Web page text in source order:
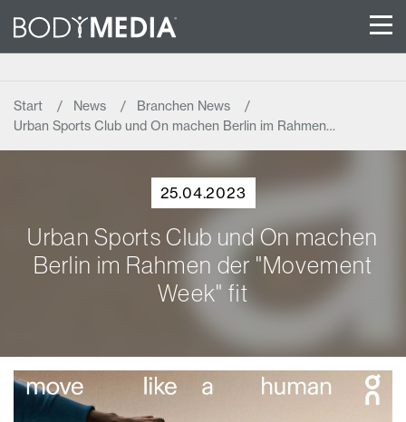
Start News
Branchen News
Urban Sports Club und On machen Berlin im Rahmen…
25.04.2023
Urban Sports Club und On machen
Berlin im Rahmen der "Movement
Week" fit